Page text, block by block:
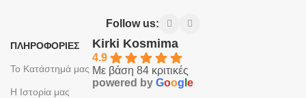
Follow us:
ΠΛΗΡΟΦΟΡΙΕΣ
Το Κατάστημά μας
Η Ιστορία μας
Kirki Kosmima
4.9
Με βάση 84 κριτικές
powered by Goog e